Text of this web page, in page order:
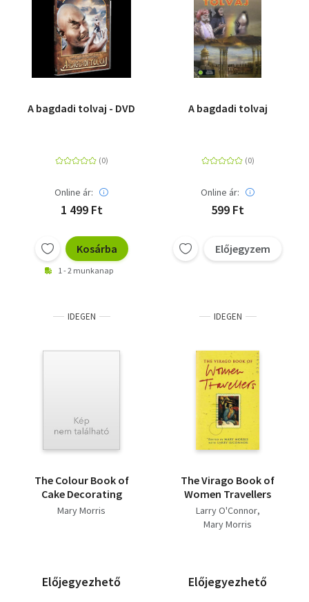
Természettudomány
Történelem
A bagdadi tolvaj - DVD
Online ár:
1 499 Ft
Kosárba
1 - 2 munkanap
A bagdadi tolvaj
Online ár:
599 Ft
Előjegyzem
IDEGEN
The Colour Book of
Cake Decorating
Mary Morris
Előjegyezhető
IDEGEN
The Virago Book of
Women Travellers
Larry O'Connor
Mary Morris
Előjegyezhető